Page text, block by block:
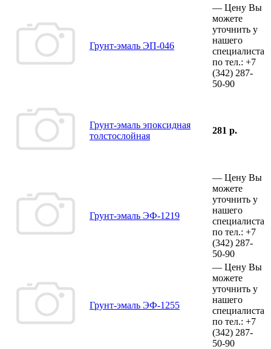
Грунт-эмаль ЭП-046
— Цену Вы
можете
уточнить у
нашего
специалиста
по тел.: +7
(342) 287-
50-90
Грунт-эмаль эпоксидная
толстослойная
281 р.
Грунт-эмаль ЭФ-1219
— Цену Вы
можете
уточнить у
нашего
специалиста
по тел.: +7
(342) 287-
50-90
Грунт-эмаль ЭФ-1255
— Цену Вы
можете
уточнить у
нашего
специалиста
по тел.: +7
(342) 287-
50-90